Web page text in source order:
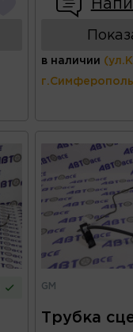
в наличии
GM
Трубка